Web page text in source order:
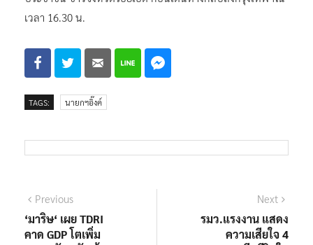
เวลา 16.30 น.
TAGS: นายกฯอิ๊งค์
แนะแนว
เรื่อง
PreviousPrevious
post:
‘มาริษ‘ เผย TDRI
คาด GDP โตเพิ่ม
Next
รมว.แรงงาน แสดง
ความเสียใจ 4